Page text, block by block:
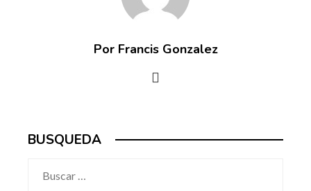
Por Francis Gonzalez
BUSQUEDA